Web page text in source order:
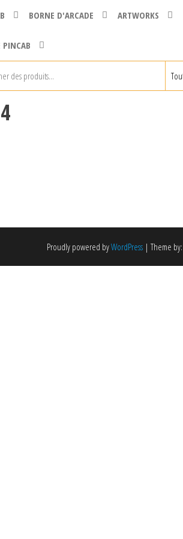
BORNE D'ARCADE ARTWORKS
PINCAB
Proudly powered byWordPress | Theme by: